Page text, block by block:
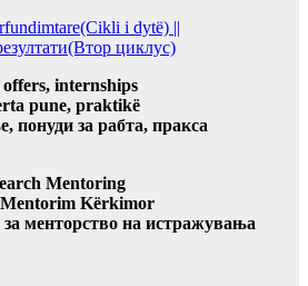
i dytë) ||
циклус)
internships
pune, praktikë
понуди за рабта, пракса
Mentoring
Kërkimor
менторство на истражувања